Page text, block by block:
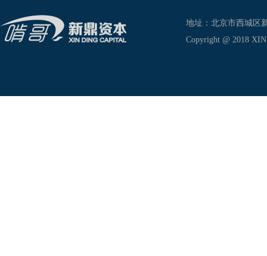
地址：北京市西城区
Copyright @ 2018